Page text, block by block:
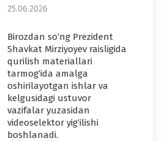
25.06.2026
Birozdan so‘ng Prezident
Shavkat Mirziyoyev raisligida
qurilish materiallari
tarmog‘ida amalga
oshirilayotgan ishlar va
kelgusidagi ustuvor
vazifalar yuzasidan
videoselektor yig‘ilishi
boshlanadi.